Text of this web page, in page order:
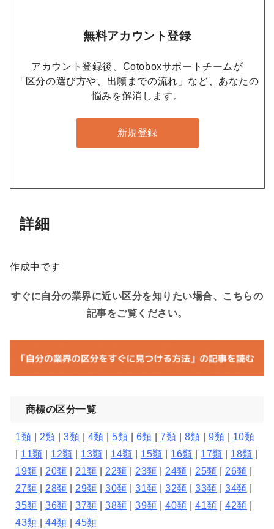
無料アカウント登録
アカウント登録後、Cotoboxサポートチームが
「区分の選び方や、出願までの流れ」など、あなたの
悩みを解消します。
新規登録
詳細
作成中です
すぐに自分の業界に近い区分を知りたい場合、こちらの
記事をご覧ください。
商標の区分一覧
1類 2類 3類 4類 5類 6類 7類 8類 9類
10類
11類 12類 13類 14類 15類 16類 17類 18類
19類
20類 21類 22類 23類 24類 25類 26類
27類
28類 29類 30類 31類 32類 33類 34類
35類
36類 37類 38類 39類 40類 41類 42類
43類
44類 45類